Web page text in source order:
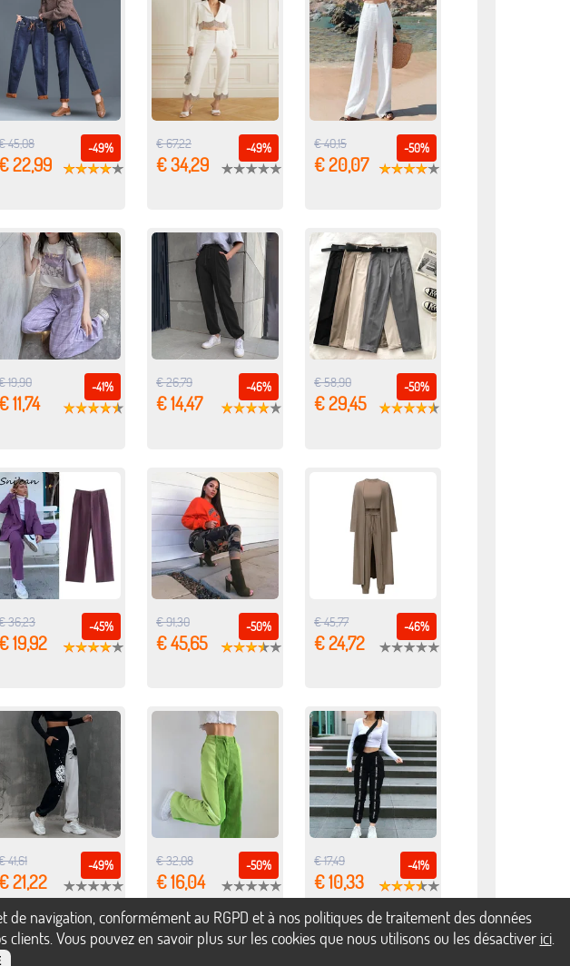
-49%
45,08
22,99
-49%
€ 67,22
€ 34,29
-50%
€ 40,15
€ 20,07
-41%
19,90
11,74
-46%
€ 26,79
€ 14,47
-50%
€ 58,90
€ 29,45
-45%
36,23
19,92
-50%
€ 91,30
€ 45,65
-46%
€ 45,77
€ 24,72
-49%
41,61
21,22
-50%
€ 32,08
€ 16,04
-41%
€ 17,49
€ 10,33
navigation, conformément au RGPD et à nos politiques de traitement des données
Vous pouvez en savoir plus sur les cookies que nous utilisons ou les désactiver ici.